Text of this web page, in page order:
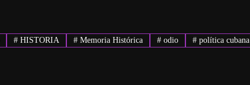
# HISTORIA # Memoria Histórica #odio #política cubana